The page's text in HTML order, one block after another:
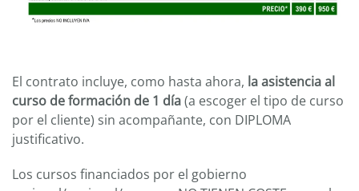
El contrato incluye, como hasta ahora, la asistencia al
curso de formación de 1 día(a escoger el tipo de curso
por el cliente) sin acompañante, con DIPLOMA
justificativo.
Los cursos financiados por el gobierno